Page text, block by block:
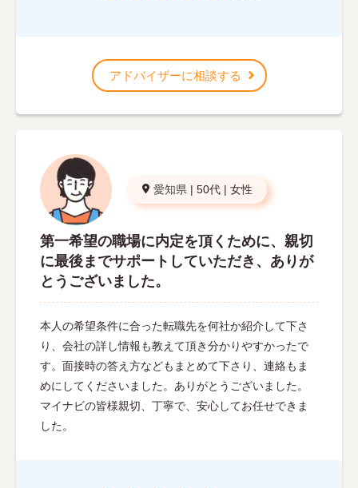
アドバイザーに相談する
愛知県 | 50代 | 女性
第一希望の職場に内定を頂くために、親切
に最後までサポートしていただき、ありが
とうございました。
本人の希望条件に合った転職先を何社か紹介して下さ
り、会社の詳し情報も教えて頂き分かりやすかったで
す。面接時の答え方などもまとめて下さり、連絡もま
めにしてくださいました。ありがとうございました。
マイナビの皆様親切、丁寧で、安心してお任せできま
した。